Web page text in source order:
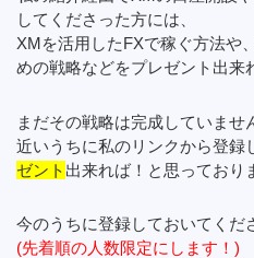
してくださった方には、
XMを活用したFXで稼ぐ方法や
めの戦略などをプレゼント出来
まだその戦略は完成していませ
近いうちに私のリンクから登録
ゼント 出来れば！と思っており
今のうちに登録しておいてくだ
(先着順の人数限定にします！)